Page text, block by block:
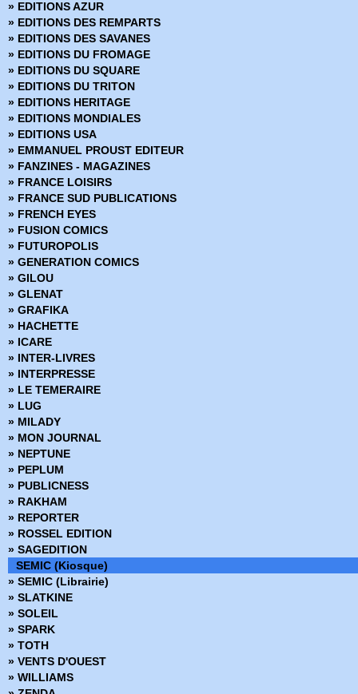
» La Guerre du Pouvoir
» La Planète des singes
» Lady Pendragon
» Les Etranges X-Men
» Magic l'assemblée
» Méga Scoop
» Meridian
» Midnight Nation
» Moon Knight
» More than mortal
» Mystic
» Nick Fury
» Ninja Boy
» No Honor
» Nova
» Out There
» Pitt
» Planète Comics
» Planète Comics Marvel
» Punisher
» Récits Complet Marvel
» Rising Stars
» Scion
» Serval
» Serval Hors Série
» Shi
» ShockRockets
» Sigil
Smart Guns
» Spawn
» Spawn Hors Série
» Spécial Conan
» Spécial DC
» Spécial strange
» Spider-man
» Spider-Man Hors Série
» Spider-Man Magazine
» Spidey
» Spirit of Tao
» SteamPunk
» Stone
» Stormwatch
» Strange
» EDITIONS AZUR
» EDITIONS DES REMPARTS
» EDITIONS DES SAVANES
» EDITIONS DU FROMAGE
» EDITIONS DU SQUARE
» EDITIONS DU TRITON
» EDITIONS HERITAGE
» EDITIONS MONDIALES
» EDITIONS USA
» EMMANUEL PROUST EDITEUR
» FANZINES - MAGAZINES
» FRANCE LOISIRS
» FRANCE SUD PUBLICATIONS
» FRENCH EYES
» FUSION COMICS
» FUTUROPOLIS
» GENERATION COMICS
» GILOU
» GLENAT
» GRAFIKA
» HACHETTE
» ICARE
» INTER-LIVRES
» INTERPRESSE
» LE TEMERAIRE
» LUG
» MILADY
» MON JOURNAL
» NEPTUNE
» PEPLUM
» PUBLICNESS
» RAKHAM
» REPORTER
» ROSSEL EDITION
» SAGEDITION
SEMIC (Kiosque)
» SEMIC (Librairie)
» SLATKINE
» SOLEIL
» SPARK
» TOTH
» VENTS D'OUEST
» WILLIAMS